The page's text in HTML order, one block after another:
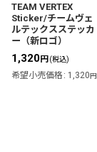
TEAM VERTEX
Sticker/チームヴェ
ルテックスステッカ
ー（新ロゴ）
1,320円(税込)
希望小売価格 : 1,320円